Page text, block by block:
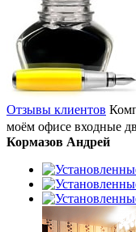
Отзывы клиентов
моём офисе входные
Кормазов Андрей